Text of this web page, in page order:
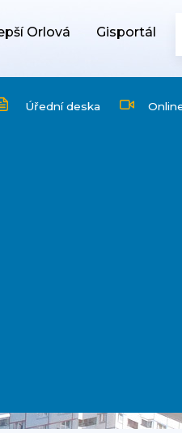
Orlová Gisportál
Úřední deska